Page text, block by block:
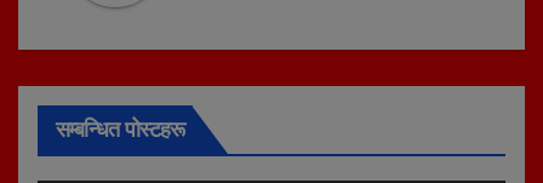
सम्बन्धित पोस्टहरू